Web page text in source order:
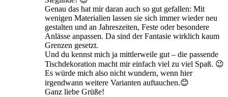
Genau das hat mir daran auch so gut gefallen: Mit
wenigen Materialien lassen sie sich immer wieder neu
gestalten und an Jahreszeiten, Feste oder besondere
Anlässe anpassen. Da sind der Fantasie wirklich kaum
Grenzen gesetzt.
Und du kennst mich ja mittlerweile gut – die passende
Tischdekoration macht mir einfach viel zu viel Spaß. 😉
Es würde mich also nicht wundern, wenn hier
irgendwann weitere Varianten auftauchen.😊
Ganz liebe Grüße!